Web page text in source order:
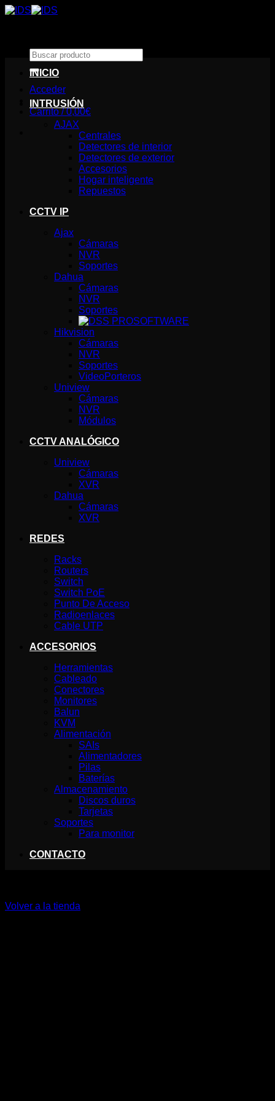
Saltar
Buscar
por:
Acceder
Carrito /0,00€
INICIO
INTRUSIÓN
AJAX
Centrales
Detectores de interior
Detectores de exterior
Accesorios
Hogar inteligente
Repuestos
CCTV IP
Ajax
Cámaras
NVR
Soportes
Dahua
Cámaras
NVR
Soportes
SOFTWARE
Hikvision
Cámaras
NVR
Soportes
VideoPorteros
Uniview
Cámaras
NVR
Módulos
CCTV ANALÓGICO
Uniview
Cámaras
XVR
Dahua
Cámaras
XVR
REDES
Racks
Routers
Switch
Switch PoE
Punto De Acceso
Radioenlaces
Cable UTP
ACCESORIOS
Herramientas
Cableado
Conectores
Monitores
Balun
KVM
Alimentación
SAIs
Alimentadores
Pilas
Baterías
Almacenamiento
Discos duros
Tarjetas
Soportes
Para monitor
CONTACTO
Volver a la tienda